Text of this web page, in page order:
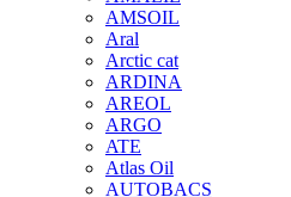
AMSOIL
Aral
Arctic cat
ARDINA
AREOL
ARGO
ATE
Atlas Oil
AUTOBACS